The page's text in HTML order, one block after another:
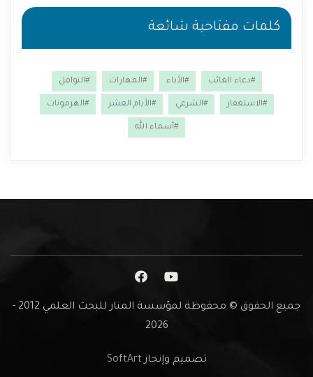
كلمات مفتاحية شائعة
#دعاء الغائب #الأباء #المهارات #النوافل
#الاستغفار #الشرعي #الأيام العشر #الهرمونات
#أسماء الله
جميع الحقوق © محفوظة لمؤسسة المنار للبحث العلمي 2012 -
2026
تصميم وإنجازSoftArt